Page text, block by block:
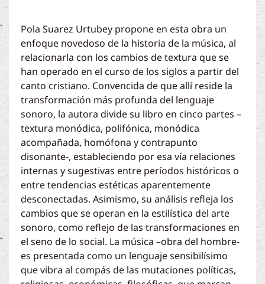
Pola Suarez Urtubey propone en esta obra un
enfoque novedoso de la historia de la música, al
relacionarla con los cambios de textura que se
han operado en el curso de los siglos a partir del
canto cristiano. Convencida de que allí reside la
transformación más profunda del lenguaje
sonoro, la autora divide su libro en cinco partes –
textura monódica, polifónica, monódica
acompañada, homófona y contrapunto
disonante-, estableciendo por esa vía relaciones
internas y sugestivas entre períodos históricos o
entre tendencias estéticas aparentemente
desconectadas. Asimismo, su análisis refleja los
cambios que se operan en la estilística del arte
sonoro, como reflejo de las transformaciones en
el seno de lo social. La música –obra del hombre-
es presentada como un lenguaje sensibilísimo
que vibra al compás de las mutaciones políticas,